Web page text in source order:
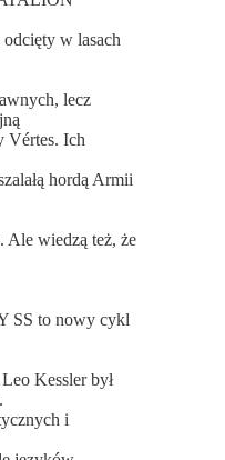
w lasach
lecz
Vértes. Ich
hordą Armii
Ale wiedzą też, że
SS to nowy cykl
Kessler był
i